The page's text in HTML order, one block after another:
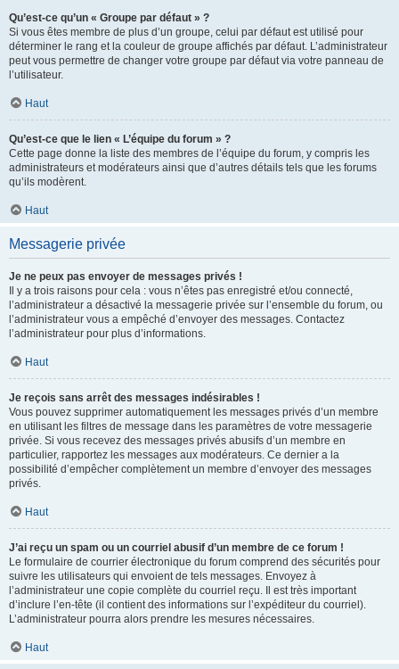
Qu’est-ce qu’un « Groupe par défaut » ?
Si vous êtes membre de plus d’un groupe, celui par défaut est utilisé pour
déterminer le rang et la couleur de groupe affichés par défaut. L’administrateur
peut vous permettre de changer votre groupe par défaut via votre panneau de
l’utilisateur.
Haut
Qu’est-ce que le lien « L’équipe du forum » ?
Cette page donne la liste des membres de l’équipe du forum, y compris les
administrateurs et modérateurs ainsi que d’autres détails tels que les forums
qu’ils modèrent.
Haut
Messagerie privée
Je ne peux pas envoyer de messages privés !
Il y a trois raisons pour cela : vous n’êtes pas enregistré et/ou connecté,
l’administrateur a désactivé la messagerie privée sur l’ensemble du forum, ou
l’administrateur vous a empêché d’envoyer des messages. Contactez
l’administrateur pour plus d’informations.
Haut
Je reçois sans arrêt des messages indésirables !
Vous pouvez supprimer automatiquement les messages privés d’un membre
en utilisant les filtres de message dans les paramètres de votre messagerie
privée. Si vous recevez des messages privés abusifs d’un membre en
particulier, rapportez les messages aux modérateurs. Ce dernier a la
possibilité d’empêcher complètement un membre d’envoyer des messages
privés.
Haut
J’ai reçu un spam ou un courriel abusif d’un membre de ce forum !
Le formulaire de courrier électronique du forum comprend des sécurités pour
suivre les utilisateurs qui envoient de tels messages. Envoyez à
l’administrateur une copie complète du courriel reçu. Il est très important
d’inclure l’en-tête (il contient des informations sur l’expéditeur du courriel).
L’administrateur pourra alors prendre les mesures nécessaires.
Haut